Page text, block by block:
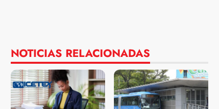
NOTICIAS RELACIONADAS